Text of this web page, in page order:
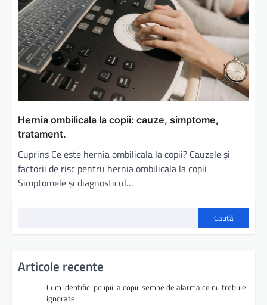
Hernia ombilicala la copii: cauze, simptome,
tratament.
Cuprins Ce este hernia ombilicala la copii? Cauzele și
factorii de risc pentru hernia ombilicala la copii
Simptomele și diagnosticul…
Caută
Articole recente
Cum identifici polipii la copii: semne de alarma ce nu trebuie
ignorate